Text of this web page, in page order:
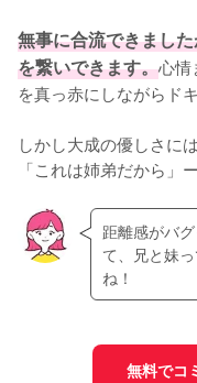
無事に合流できまし
を繋いできます。心情
を真っ赤にしながらド
しかし大成の優しさに
「これは姉弟だから」ー
距離感がバ
て、兄と妹
ね！
無料でコ